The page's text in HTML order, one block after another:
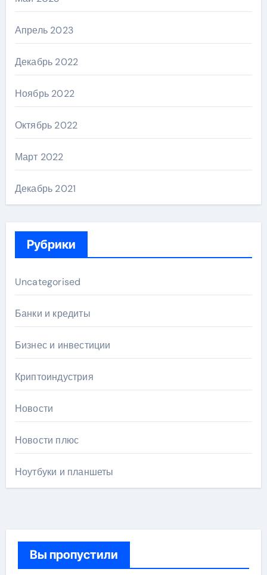
Апрель 2023
Декабрь 2022
Ноябрь 2022
Октябрь 2022
Март 2022
Декабрь 2021
Рубрики
Uncategorised
Банки и кредиты
Бизнес и инвестиции
Криптоиндустрия
Новости
Новости плюс
Ноутбуки и планшеты
Вы пропустили